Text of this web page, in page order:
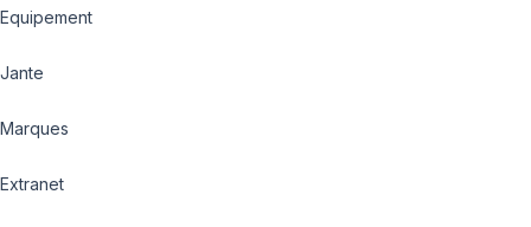
Equipement
Jante
Marques
Extranet